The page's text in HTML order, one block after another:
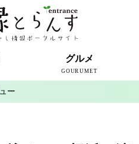
グルメ
GOURUMET
ー